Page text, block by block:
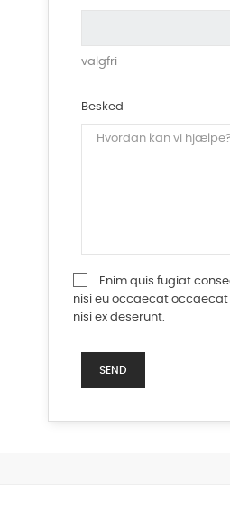
valgfri
Besked
Enim quis fugiat
nisi eu occaecat
nisi ex deserunt.